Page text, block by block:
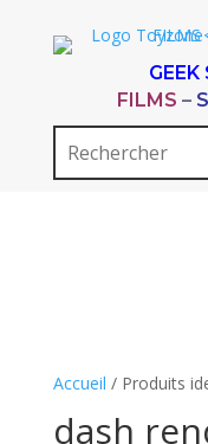
GEEK
FILMS –
Accueil / Produits
dash